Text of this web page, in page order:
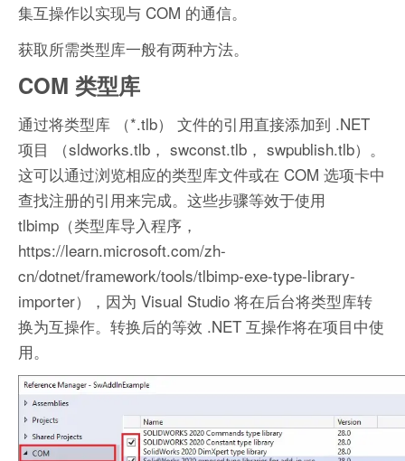
集互操作以实现与 COM 的通信。
获取所需类型库一般有两种方法。
COM 类型库
通过将类型库 （*.tlb） 文件的引用直接添加到 .NET
项目 （sldworks.tlb， swconst.tlb， swpublish.tlb）。
这可以通过浏览相应的类型库文件或在 COM 选项卡中
查找注册的引用来完成。这些步骤等效于使用
tlbimp（类型库导入程序，
https://learn.microsoft.com/zh-
cn/dotnet/framework/tools/tlbimp-exe-type-library-
importer），因为 Visual Studio 将在后台将类型库转
换为互操作。转换后的等效 .NET 互操作将在项目中使
用。